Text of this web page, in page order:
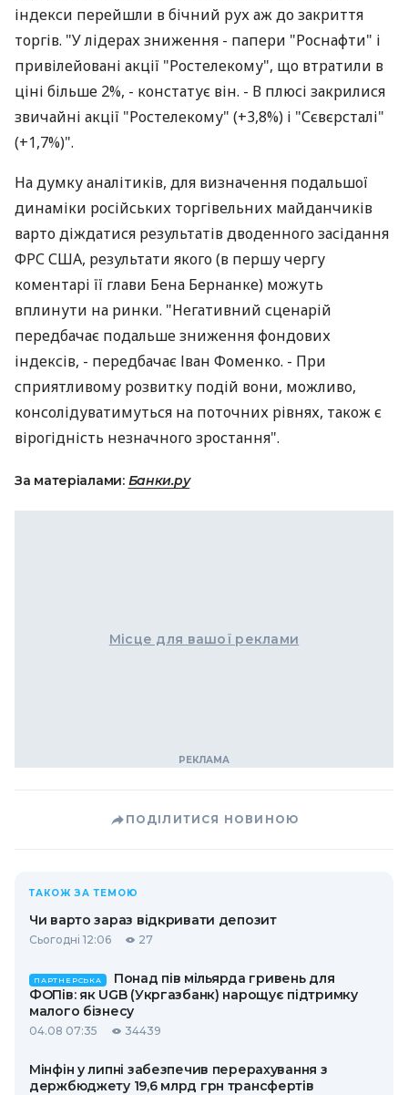
індекси перейшли в бічний рух аж до закриття
торгів. "У лідерах зниження - папери "Роснафти" і
привілейовані акції "Ростелекому", що втратили в
ціні більше 2%, - констатує він. - В плюсі закрилися
звичайні акції "Ростелекому" (+3,8%) і "Сєвєрсталі"
(+1,7%)".
На думку аналітиків, для визначення подальшої
динаміки російських торгівельних майданчиків
варто діждатися результатів дводенного засідання
ФРС США, результати якого (в першу чергу
коментарі її глави Бена Бернанке) можуть
вплинути на ринки. "Негативний сценарій
передбачає подальше зниження фондових
індексів, - передбачає Іван Фоменко. - При
сприятливому розвитку подій вони, можливо,
консолідуватимуться на поточних рівнях, також є
вірогідність незначного зростання".
За матеріалами: Банки.ру
Місце для вашої реклами
ПОДІЛИТИСЯ НОВИНОЮ
ТАКОЖ ЗА ТЕМОЮ
Чи варто зараз відкривати депозит
Сьогодні 12:06 27
ПАРТНЕРСЬКА
Понад пів мільярда гривень для
ФОПів: як UGB (Укргазбанк) нарощує підтримку
малого бізнесу
04.08 07:35 34439
Мінфін у липні забезпечив перерахування з
держбюджету 19,6 млрд грн трансфертів